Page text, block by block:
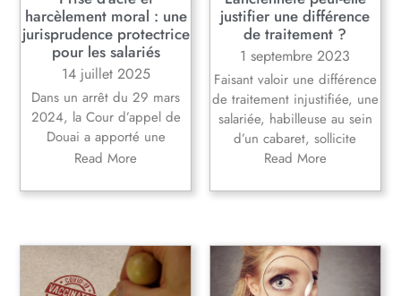
harcèlement moral : une
jurisprudence protectrice
pour les salariés
14 juillet 2025
Dans un arrêt du 29 mars
2024, la Cour d’appel de
Douai a apporté une
Read More
justifier une différence
de traitement ?
1 septembre 2023
Faisant valoir une différence
de traitement injustifiée, une
salariée, habilleuse au sein
d’un cabaret, sollicite
Read More